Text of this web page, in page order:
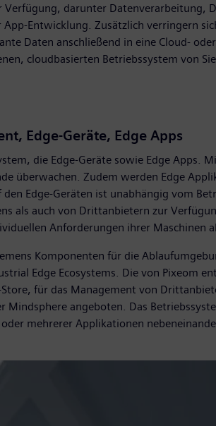
darunter Datenverarbeitung,
Entwicklung. Zusätzlich verringern
Daten anschließend in eine Cloud-
cloudbasierten Betriebssystem von
Edge-Geräte, Edge Apps
die Edge-Geräte sowie Edge Apps.
überwachen. Zudem werden Edge
Edge-Geräten ist unabhängig vom
als auch von Drittanbietern zur
Anforderungen ihrer Maschinen
Komponenten für die
Edge Ecosystems. Die von Pixeom
für das Management von
angeboten. Das
mehrerer Applikationen